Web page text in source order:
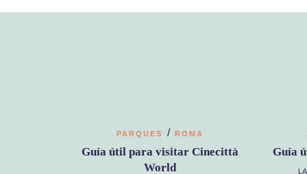
PARQUES / ROMA
Guía útil para visitar Cinecittà
World
Guía